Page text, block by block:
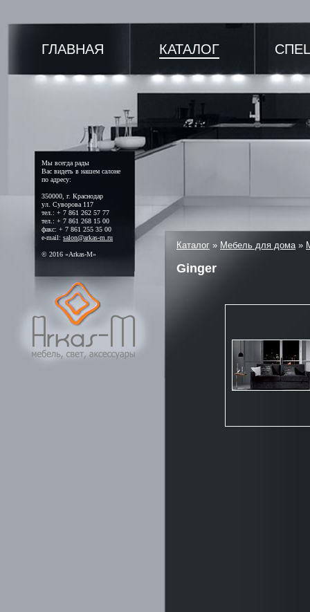
Мы всегда рады
Вас видеть в нашем салоне
по адресу:
350000, г. Краснодар
ул. Суворова 117
тел.: + 7 861 262 57 77
тел.: + 7 861 268 15 00
факс: + 7 861 255 35 00
e-mail: salon@arkas-m.ru
© 2016 «Arkas-M»
ГЛАВНАЯ КАТАЛОГ
Каталог » Мебель для дома»
Ginger